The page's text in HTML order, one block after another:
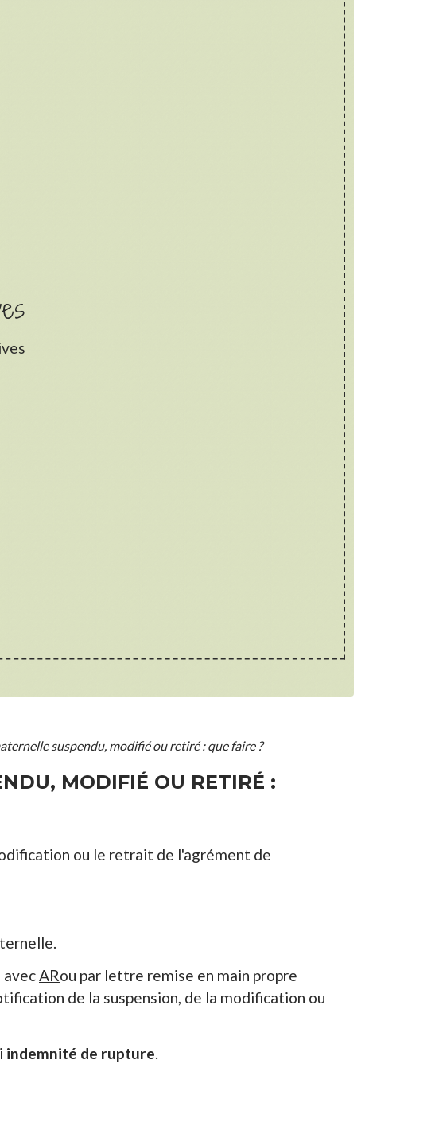
suspendu, modifié ou retiré : que faire ?
MODIFIÉ OU RETIRÉ :
ou le retrait de l'agrément de
ARou par lettre remise en main propre
de la suspension, de la modification ou
indemnité de rupture.